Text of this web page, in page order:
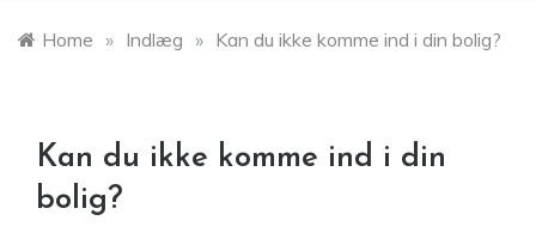
Home » Indlæg » Kan du ikke komme ind i din bolig?
Kan du ikke komme ind i din
bolig?